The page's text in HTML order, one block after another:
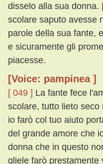
disselo alla sua donna.
scolare saputo avesse
parole della sua fante,
e sicuramente gli
piacesse.
[Voice: pampinea ]
[ 049 ] La fante fece
scolare, tutto lieto seco
io farò col tuo aiuto
del grande amore che
donna che in questo
gliele farò prestamente